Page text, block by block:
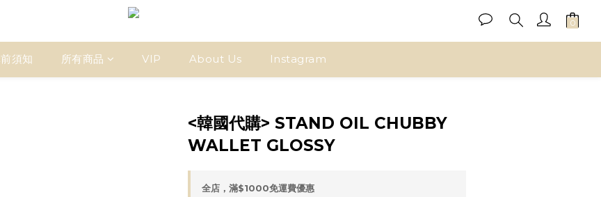
須知 所有商品 VIP About Us Instagram
<韓國代購> STAND OIL CHUBBY
WALLET GLOSSY
全店，滿$1000免運費優惠